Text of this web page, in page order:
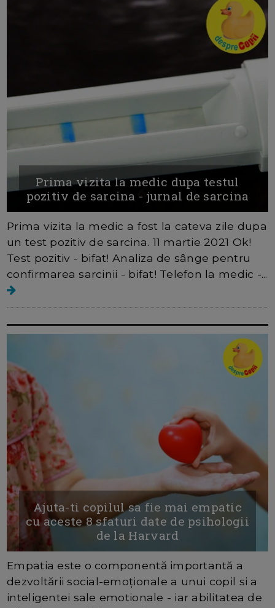
Prima vizita la medic dupa testul
pozitiv de sarcina - jurnal de sarcina
Prima vizita la medic a fost la cateva zile dupa
un test pozitiv de sarcina. 11 martie 2021 Ok!
Test pozitiv - bifat! Analiza de sânge pentru
confirmarea sarcinii - bifat! Telefon la medic -...
Ajuta-ti copilul sa fie mai empatic
cu aceste 8 sfaturi date de psihologii
de la Harvard
Empatia este o componentă importantă a
dezvoltării social-emoționale a unui copil si a
inteligentei sale emotionale - iar abilitatea de